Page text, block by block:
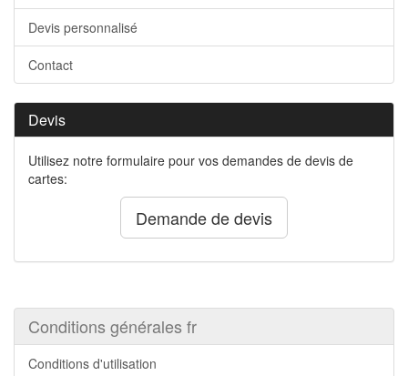
Devis personnalisé
Contact
Devis
Utilisez notre formulaire pour vos demandes de devis de
cartes:
Demande de devis
Conditions générales fr
Conditions d'utilisation